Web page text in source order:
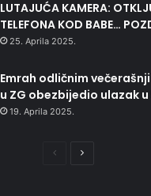
LUTAJUĆA KAMERA:
TELEFONA KOD BABE…
25. Aprila 2025.
Emrah odličnim
u ZG obezbijedio ulazak
19. Aprila 2025.
PrethodnaNaredna